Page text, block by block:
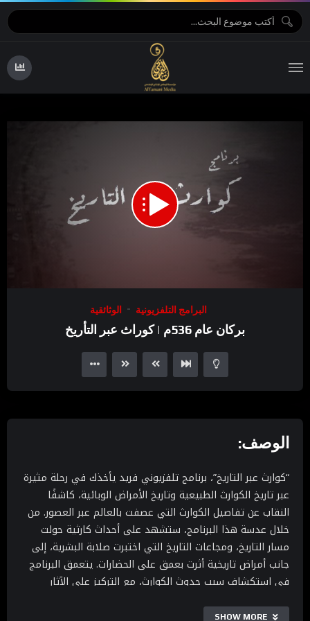
البرامج التلفزيونية الوثائقية
بركان عام 536م | كوراث عبر التأريخ
الوصف:
“كوارث عبر التاريخ”، برنامج تلفزيوني فريد يأخذك في رحلة مثيرة
عبر تاريخ الكوارث الطبيعية وتاريخ الأمراض الوبائية، كاشفًا
النقاب عن تفاصيل الكوارث التي عصفت بالعالم عبر العصور. من
خلال عدسة هذا البرنامج، ستشهد على أحداث كارثية حولت
مسار التاريخ، ومجاعات التاريخ التي اختبرت صلابة البشرية، إلى
جانب أمراض تاريخية أثرت بعمق على الحضارات. يتعمق البرنامج
في استكشاف سبب حدوث الكوارث، مع التركيز على الآثار
الاستعراض البانورامي لـكوارث طبيعية وبيئية، حيث نلقي الضوء
SHOW MORE